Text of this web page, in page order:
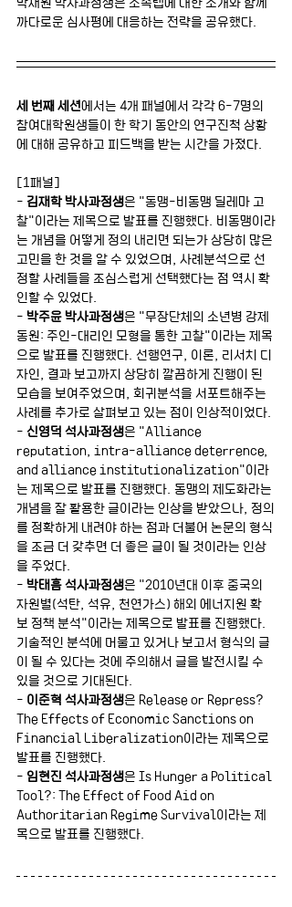
까다로운 심사평에 대응하는 전략을 공유했다.
세 번째 세션에서는 4개 패널에서 각각 6-7명의
참여대학원생들이 한 학기 동안의 연구진척 상황
에 대해 공유하고 피드백을 받는 시간을 가졌다.
[1패널]
- 김재학 박사과정생은 "동맹-비동맹 딜레마 고
찰"이라는 제목으로 발표를 진행했다. 비동맹이라
는 개념을 어떻게 정의 내리면 되는가 상당히 많은
고민을 한 것을 알 수 있었으며, 사례분석으로 선
정할 사례들을 조심스럽게 선택했다는 점 역시 확
인할 수 있었다.
- 박주윤 박사과정생은 "무장단체의 소년병 강제
동원: 주인-대리인 모형을 통한 고찰"이라는 제목
으로 발표를 진행했다. 선행연구, 이론, 리서치 디
자인, 결과 보고까지 상당히 깔끔하게 진행이 된
모습을 보여주었으며, 회귀분석을 서포트해주는
사례를 추가로 살펴보고 있는 점이 인상적이었다.
- 신영덕 석사과정생은 "Alliance
reputation, intra-alliance deterrence,
and alliance institutionalization"이라
는 제목으로 발표를 진행했다. 동맹의 제도화라는
개념을 잘 활용한 글이라는 인상을 받았으나, 정의
를 정확하게 내려야 하는 점과 더불어 논문의 형식
을 조금 더 갖추면 더 좋은 글이 될 것이라는 인상
을 주었다.
- 박태흠 석사과정생은 "2010년대 이후 중국의
자원별(석탄, 석유, 천연가스) 해외 에너지원 확
보 정책 분석"이라는 제목으로 발표를 진행했다.
기술적인 분석에 머물고 있거나 보고서 형식의 글
이 될 수 있다는 것에 주의해서 글을 발전시킬 수
있을 것으로 기대된다.
- 이준혁 석사과정생은 Release or Repress?
The Effects of Economic Sanctions on
Financial Liberalization이라는 제목으로
발표를 진행했다.
- 임현진 석사과정생은 Is Hunger a Political
Tool?: The Effect of Food Aid on
Authoritarian Regime Survival이라는 제
목으로 발표를 진행했다.